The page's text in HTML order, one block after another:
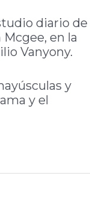
diario de
en la
Vanyony.
y
y el